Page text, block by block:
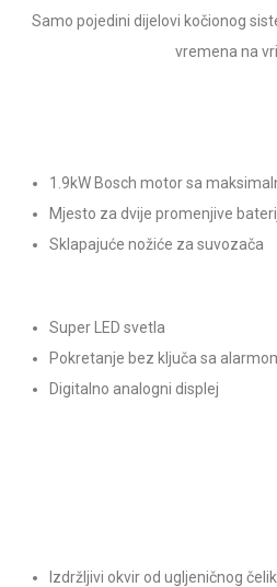
Samo pojedini dijelovi kočionog
vremena na
1.9kW Bosch motor sa
Mjesto za dvije promenjive
Sklapajuće nožiće za suvozača
Super LED svetla
Pokretanje bez ključa sa
Digitalno analogni displej
Izdržljivi okvir od ugljeničnog